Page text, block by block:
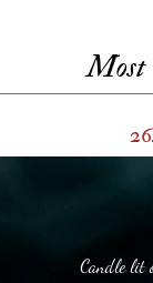
Most
Candle lit